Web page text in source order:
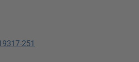
251